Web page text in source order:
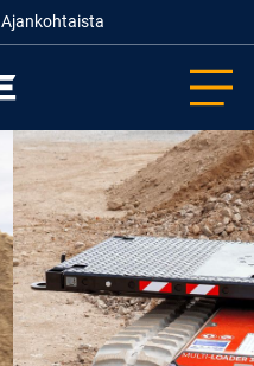
Ajankohtaista